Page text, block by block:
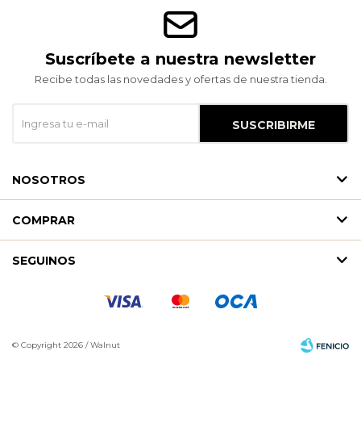
Suscríbete a nuestra newsletter
Recibe todas las novedades y ofertas de nuestra tienda.
SUSCRIBIRME
NOSOTROS
COMPRAR
SEGUINOS
© Copyright 2026 / Walnut